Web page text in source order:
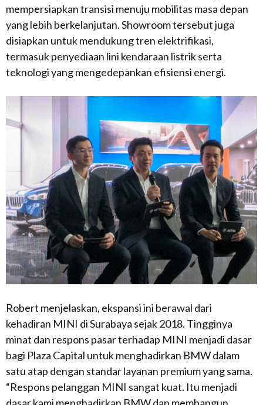
mempersiapkan transisi menuju mobilitas masa depan
yang lebih berkelanjutan. Showroom tersebut juga
disiapkan untuk mendukung tren elektrifikasi,
termasuk penyediaan lini kendaraan listrik serta
teknologi yang mengedepankan efisiensi energi.
Robert menjelaskan, ekspansi ini berawal dari
kehadiran MINI di Surabaya sejak 2018. Tingginya
minat dan respons pasar terhadap MINI menjadi dasar
bagi Plaza Capital untuk menghadirkan BMW dalam
satu atap dengan standar layanan premium yang sama.
“Respons pelanggan MINI sangat kuat. Itu menjadi